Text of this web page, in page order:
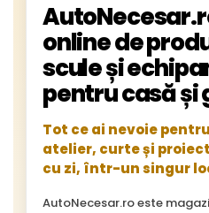
online de
scule și
pentru casă și
Tot ce ai nevoie
atelier, curte și
cu zi, într-un singur
AutoNecesar.ro este